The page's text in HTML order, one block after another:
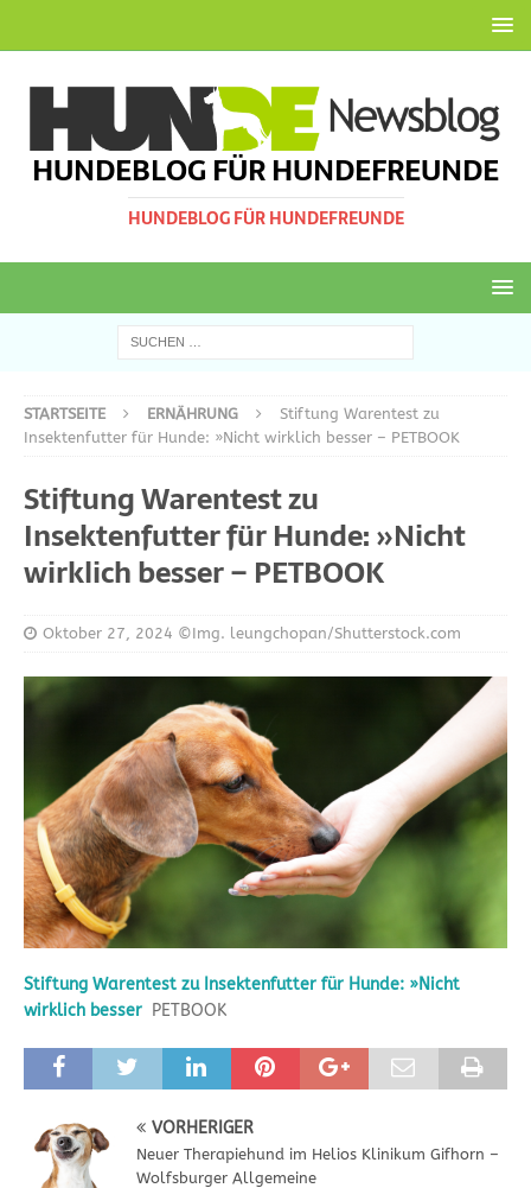
HUNDEBLOG FÜR HUNDEFREUNDE
HUNDEBLOG FÜR HUNDEFREUNDE
STARTSEITE ERNÄHRUNG
Stiftung Warentest zu
Insektenfutter für Hunde: »Nicht wirklich besser – PETBOOK
Stiftung Warentest zu
Insektenfutter für Hunde: »Nicht
wirklich besser – PETBOOK
Oktober 27, 2024 ©Img. leungchopan/Shutterstock.com
Stiftung Warentest zu Insektenfutter für Hunde: »Nicht
wirklich besser PETBOOK
VORHERIGER
Neuer Therapiehund im Helios Klinikum Gifhorn –
Wolfsburger Allgemeine